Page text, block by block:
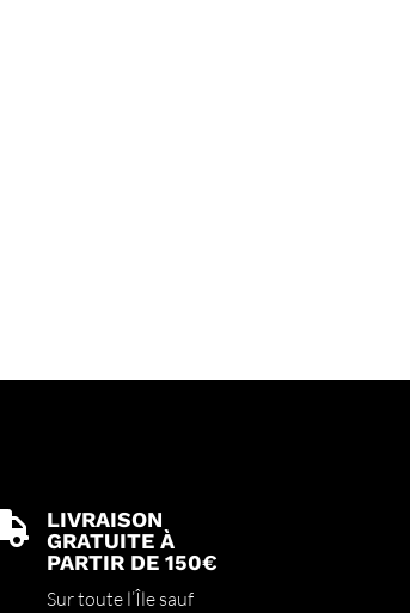
LIVRAISON
GRATUITE À
PARTIR DE 150€
Sur toute l’Île sauf